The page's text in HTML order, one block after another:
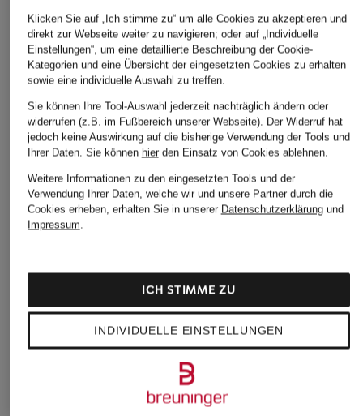
+Aktionsrabatt
CHANTELLE
DAYDREAM
54,99 €
Ursprünglich:75 €
+Aktionsrabatt
CALYPSO
89,99 €
Bestpreis: 76,49 €
Ursprünglich:130 €
+Aktionsrabatt
BLOSSOM
44,99 €
Bestpreis:
Ursprünglich:54,95 €
Klicken Sie auf „Ich stimme zu“ um alle Cookies zu akzeptieren und
direkt zur Webseite weiter zu navigieren; oder auf „Individuelle
Einstellungen“, um eine detaillierte Beschreibung der Cookie-
Kategorien und eine Übersicht der eingesetzten Cookies zu erhalten
sowie eine individuelle Auswahl zu treffen.
Sie können Ihre Tool-Auswahl jederzeit nachträglich ändern oder
widerrufen (z.B. im Fußbereich unserer Webseite). Der Widerruf hat
jedoch keine Auswirkung auf die bisherige Verwendung der Tools und
Ihrer Daten. Sie können hierden Einsatz von Cookies ablehnen.
Weitere Informationen zu den eingesetzten Tools und der
Verwendung Ihrer Daten, welche wir und unsere Partner durch die
Cookies erheben, erhalten Sie in unserer Datenschutzerklärungund
Impressum.
INDIVIDUELLE EINSTELLUNGEN
ICH STIMME ZU